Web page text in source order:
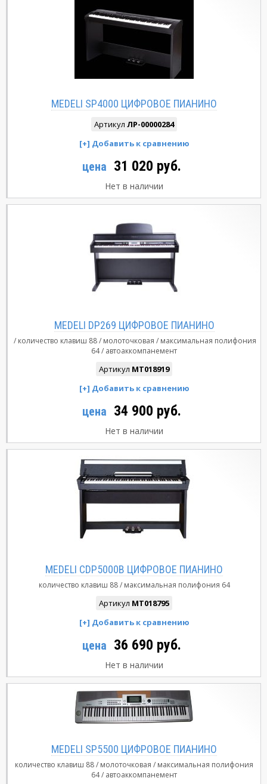
MEDELI SP4000 ЦИФРОВОЕ ПИАНИНО
Артикул ЛР-00000284
цена 31 020 руб.
Нет в наличии
MEDELI DP269 ЦИФРОВОЕ ПИАНИНО
количество клавиш 88 молоточковая
максимальная полифония
64
автоаккомпанемент
Артикул MT018919
цена 34 900 руб.
Нет в наличии
MEDELI CDP5000B ЦИФРОВОЕ ПИАНИНО
количество клавиш 88 максимальная полифония 64
Артикул MT018795
цена 36 690 руб.
Нет в наличии
MEDELI SP5500 ЦИФРОВОЕ ПИАНИНО
количество клавиш 88 молоточковая
максимальная полифония
64
автоаккомпанемент